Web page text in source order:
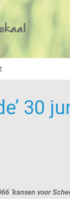
30
‘kansen voor